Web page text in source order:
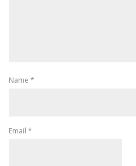
Name *
Email *